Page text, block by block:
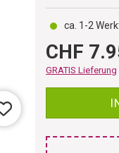
ca. 1-2
CHF
GRATIS Lieferung